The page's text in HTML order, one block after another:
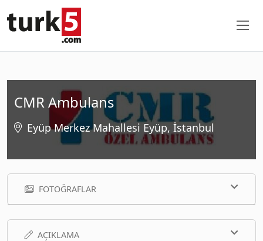
CMR Ambulans
Eyüp Merkez Mahallesi Eyüp, İstanbul
FOTOĞRAFLAR
AÇIKLAMA